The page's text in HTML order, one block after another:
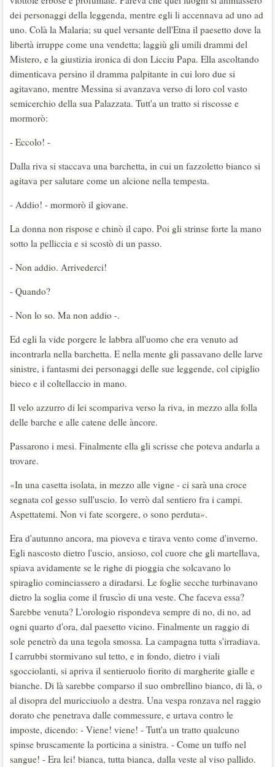
dei personaggi della leggenda, mentre egli li accennava ad uno ad
uno. Colà la Malaria; su quel versante dell'Etna il paesetto dove la
libertà irruppe come una vendetta; laggiù gli umili drammi del
Mistero, e la giustizia ironica di don Licciu Papa. Ella ascoltando
dimenticava persino il dramma palpitante in cui loro due si
agitavano, mentre Messina si avanzava verso di loro col vasto
semicerchio della sua Palazzata. Tutt'a un tratto si riscosse e
mormorò:
- Eccolo! -
Dalla riva si staccava una barchetta, in cui un fazzoletto bianco si
agitava per salutare come un alcione nella tempesta.
- Addio! - mormorò il giovane.
La donna non rispose e chinò il capo. Poi gli strinse forte la mano
sotto la pelliccia e si scostò di un passo.
- Non addio. Arrivederci!
- Quando?
- Non lo so. Ma non addio -.
Ed egli la vide porgere le labbra all'uomo che era venuto ad
incontrarla nella barchetta. E nella mente gli passavano delle larve
sinistre, i fantasmi dei personaggi delle sue leggende, col cipiglio
bieco e il coltellaccio in mano.
Il velo azzurro di lei scompariva verso la riva, in mezzo alla folla
delle barche e alle catene delle àncore.
Passarono i mesi. Finalmente ella gli scrisse che poteva andarla a
trovare.
«In una casetta isolata, in mezzo alle vigne - ci sarà una croce
segnata col gesso sull'uscio. Io verrò dal sentiero fra i campi.
Aspettatemi. Non vi fate scorgere, o sono perduta».
Era d'autunno ancora, ma pioveva e tirava vento come d'inverno.
Egli nascosto dietro l'uscio, ansioso, col cuore che gli martellava,
spiava avidamente se le righe di pioggia che solcavano lo
spiraglio cominciassero a diradarsi. Le foglie secche turbinavano
dietro la soglia come il fruscìo di una veste. Che faceva essa?
Sarebbe venuta? L'orologio rispondeva sempre di no, di no, ad
ogni quarto d'ora, dal paesetto vicino. Finalmente un raggio di
sole penetrò da una tegola smossa. La campagna tutta s'irradiava.
I carrubbi stormivano sul tetto, e in fondo, dietro i viali
sgocciolanti, si apriva il sentieruolo fiorito di margherite gialle e
bianche. Di là sarebbe comparso il suo ombrellino bianco, di là, o
al disopra del muricciuolo a destra. Una vespa ronzava nel raggio
dorato che penetrava dalle commessure, e urtava contro le
imposte, dicendo: - Viene! viene! - Tutt'a un tratto qualcuno
spinse bruscamente la porticina a sinistra. - Come un tuffo nel
sangue! - Era lei! bianca, tutta bianca, dalla veste al viso pallido.